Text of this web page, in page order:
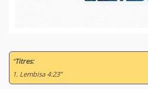
“Titres:
1. Lembisa 4:23”